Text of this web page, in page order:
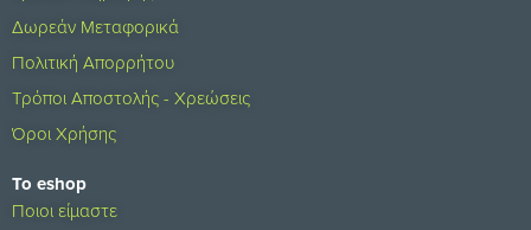
Δωρεάν Μεταφορικά
Πολιτική Απορρήτου
Τρόποι Αποστολής - Χρεώσεις
Όροι Χρήσης
Το eshop
Ποιοι είμαστε